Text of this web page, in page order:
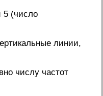
5 (число
линии,
числу частот